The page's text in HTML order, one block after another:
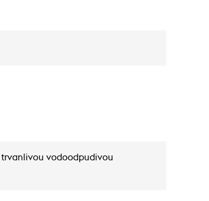
vodoodpudivou